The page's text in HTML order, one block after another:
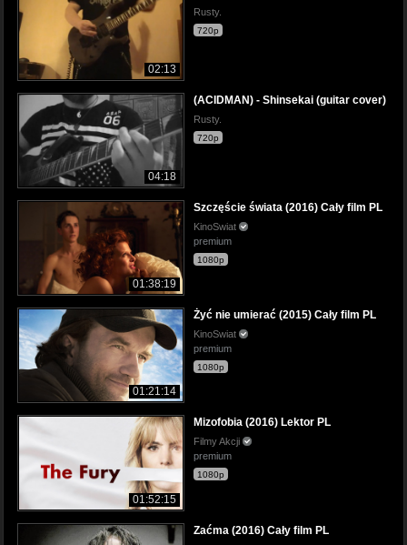
02:13
Rusty.
720p
04:18
(ACIDMAN) - Shinsekai (guitar cover)
Rusty.
720p
01:38:19
Szczęście świata (2016) Cały film PL
KinoSwiat
premium
1080p
01:21:14
Żyć nie umierać (2015) Cały film PL
KinoSwiat
premium
1080p
01:52:15
Mizofobia (2016) Lektor PL
Filmy Akcji
premium
1080p
Zaćma (2016) Cały film PL